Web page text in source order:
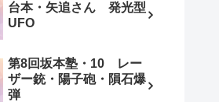
台本・矢追さん 発光型
UFO
第8回坂本塾・10 レー
ザー銃・陽子砲・隕石爆
弾